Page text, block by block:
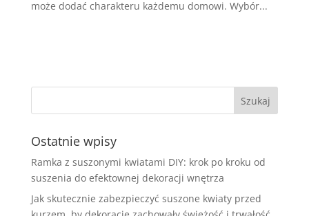
może dodać charakteru każdemu domowi. Wybór...
Ostatnie wpisy
Ramka z suszonymi kwiatami DIY: krok po kroku od
suszenia do efektownej dekoracji wnętrza
Jak skutecznie zabezpieczyć suszone kwiaty przed